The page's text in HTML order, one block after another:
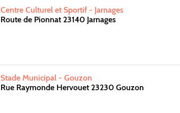
Centre Culturel et Sportif - Jarnages
Route de Pionnat 23140 Jarnages
Stade Municipal - Gouzon
Rue Raymonde Hervouet 23230 Gouzon